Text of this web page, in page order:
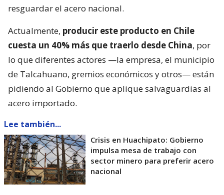
resguardar el acero nacional.
Actualmente, producir este producto en Chile
cuesta un 40% más que traerlo desde China, por
lo que diferentes actores —la empresa, el municipio
de Talcahuano, gremios económicos y otros— están
pidiendo al Gobierno que aplique salvaguardias al
acero importado.
Lee también...
Crisis en Huachipato: Gobierno
impulsa mesa de trabajo con
sector minero para preferir acero
nacional